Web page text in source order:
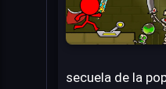
secuela de la